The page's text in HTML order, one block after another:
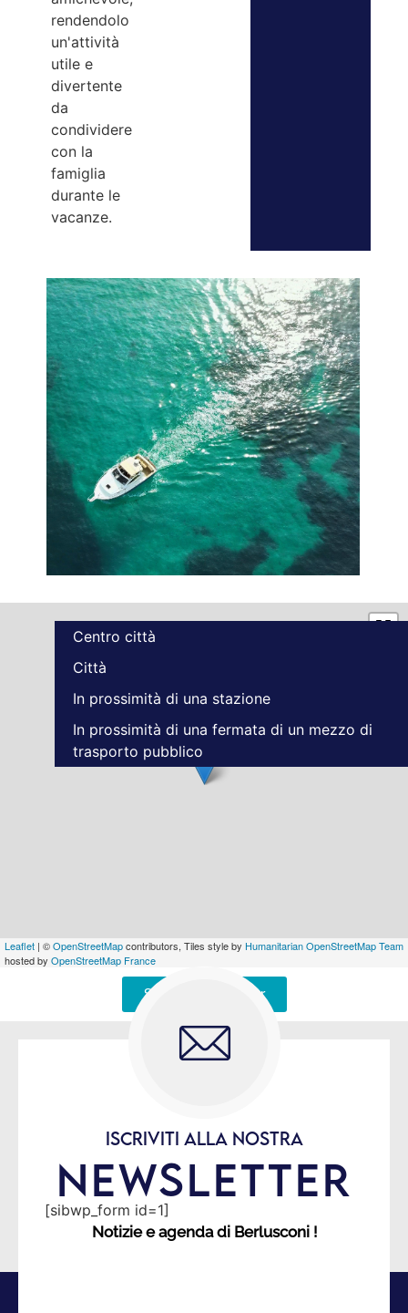
rendendolo
un'attività
utile e
divertente
da
condividere
con la
famiglia
durante le
vacanze.
Leaflet | ©OpenStreetMapcontributors, Tiles style by Humanitarian OpenStreetMap Team
hosted by OpenStreetMap France
Centro città
Città
In prossimità di una stazione
In prossimità di una fermata di un mezzo di
trasporto pubblico
Signaler une erreur
ISCRIVITI ALLA NOSTRA
NEWSLETTER
[sibwp_form id=1]
Notizie e agenda di Berlusconi !